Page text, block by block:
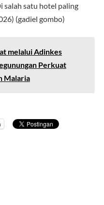
salah satu hotel paling
(gadiel gombo)
melalui Adinkes
Perkuat
Malaria